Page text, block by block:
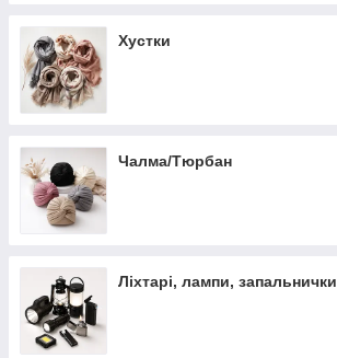
Хустки
Чалма/Тюрбан
Ліхтарі, лампи, запальнички